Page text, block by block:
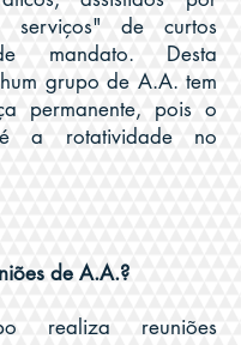
serviços" de curtos
mandato. Desta
grupo de A.A. tem
permanente, pois o
é a rotatividade no
de A.A.?
realiza reuniões